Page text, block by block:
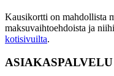
Kausikortti on mahdollista
maksuvaihtoehdoista ja
kotisivuilta.
ASIAKASPALVELU